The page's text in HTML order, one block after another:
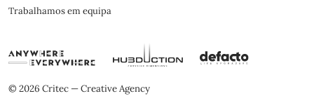
Trabalhamos em equipa
© 2026 Critec — Creative Agency